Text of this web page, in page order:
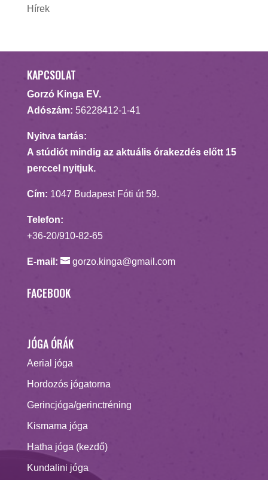
Hírek
KAPCSOLAT
Gorzó Kinga EV.
Adószám: 56228412-1-41
Nyitva tartás:
A stúdiót mindig az aktuális órakezdés előtt 15
perccel nyitjuk.
Cím: 1047 Budapest Fóti út 59.
Telefon:
+36-20/910-82-65
E-mail: gorzo.kinga@gmail.com
FACEBOOK
JÓGA ÓRÁK
Aerial jóga
Hordozós jógatorna
Gerincjóga/gerinctréning
Kismama jóga
Hatha jóga (kezdő)
Kundalini jóga